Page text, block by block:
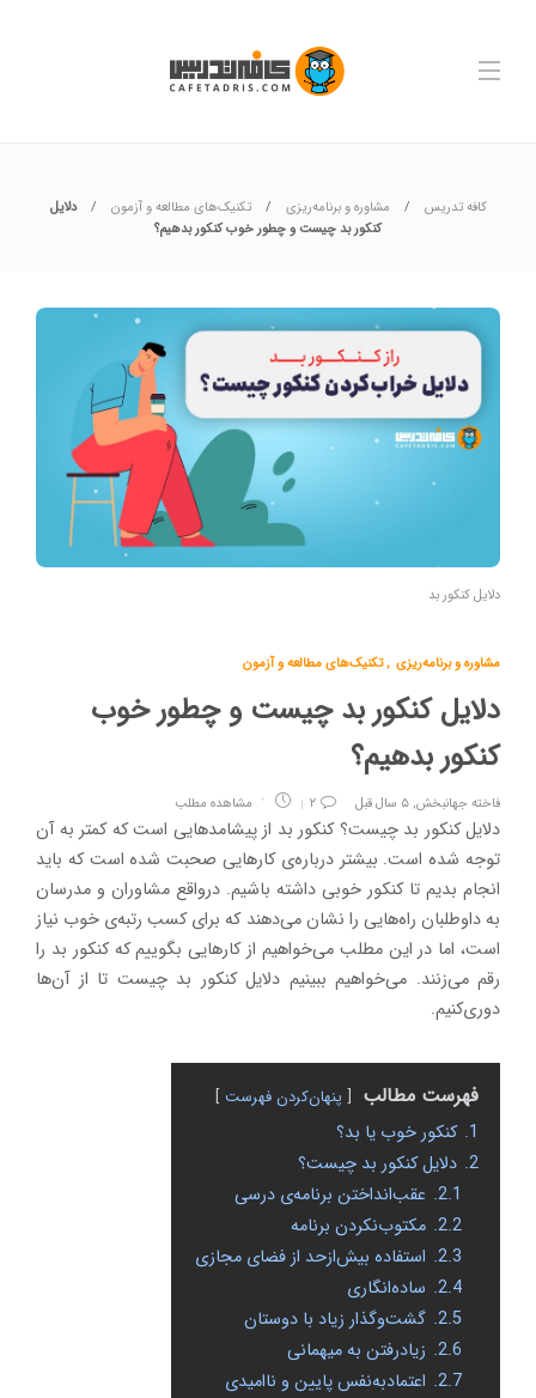
کافه تدریس مشاوره و برنامه‌ریزی تکنیک‌های مطالعه و آزمون
دلایل
کنکور بد چیست و چطور خوب کنکور بدهیم؟
دلایل کنکور بد
مشاوره و برنامه‌ریزی ,تکنیک‌های مطالعه و آزمون
دلایل کنکور بد چیست و چطور خوب
کنکور بدهیم؟
فاخته جهانبخش,۵ سال قبل ۲ مشاهده مطلب
دلایل کنکور بد چیست؟ کنکور بد از پیشامدهایی است که کمتر به آن
توجه شده است. بیشتر درباره‌ی کارهایی صحبت شده است که باید
انجام بدیم تا کنکور خوبی داشته باشیم. درواقع مشاوران و مدرسان
به داوطلبان راه‌هایی را نشان می‌دهند که برای کسب رتبه‌ی خوب نیاز
است، اما در این مطلب می‌خواهیم از کارهایی بگوییم که کنکور بد را
رقم می‌زنند. می‌خواهیم ببینیم دلایل کنکور بد چیست تا از آن‌ها
دوری‌کنیم.
فهرست مطالب پنهان‌کردن فهرست
1. کنکور خوب یا بد؟
2. دلایل کنکور بد چیست؟
2.1. عقب‌انداختن برنامه‌ی درسی
2.2. مکتوب‌نکردن برنامه
2.3. استفاده بیش‌ازحد از فضای مجازی
2.4. ساده‌انگاری
2.5. گشت‌وگذار زیاد با دوستان
2.6. زیادرفتن به میهمانی
2.7. اعتمادبه‌نفس پایین و ناامیدی